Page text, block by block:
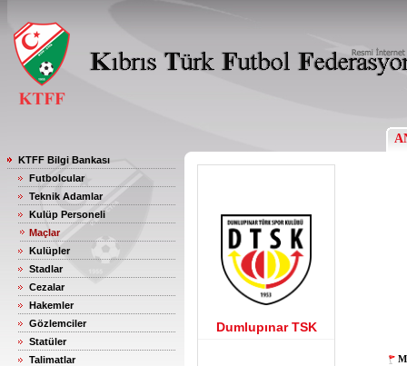
KTFF Bilgi Bankası
Futbolcular
Teknik Adamlar
Kulüp Personeli
Maçlar
Kulüpler
Stadlar
Cezalar
Hakemler
Gözlemciler
Statüler
Talimatlar
Dumlupınar TSK